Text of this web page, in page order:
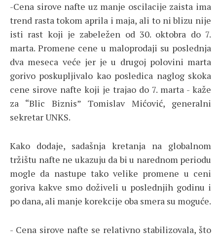
-Cena sirove nafte uz manje oscilacije zaista ima
trend rasta tokom aprila i maja, ali to ni blizu nije
isti rast koji je zabeležen od 30. oktobra do 7.
marta. Promene cene u maloprodaji su poslednja
dva meseca veće jer je u drugoj polovini marta
gorivo poskupljivalo kao posledica naglog skoka
cene sirove nafte koji je trajao do 7. marta - kaže
za “Blic Biznis” Tomislav Mićović, generalni
sekretar UNKS.
Kako dodaje, sadašnja kretanja na globalnom
tržištu nafte ne ukazuju da bi u narednom periodu
mogle da nastupe tako velike promene u ceni
goriva kakve smo doživeli u poslednjih godinu i
po dana, ali manje korekcije oba smera su moguće.
- Cena sirove nafte se relativno stabilizovala, što